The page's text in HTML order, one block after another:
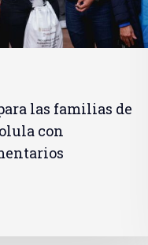
las familias de
con